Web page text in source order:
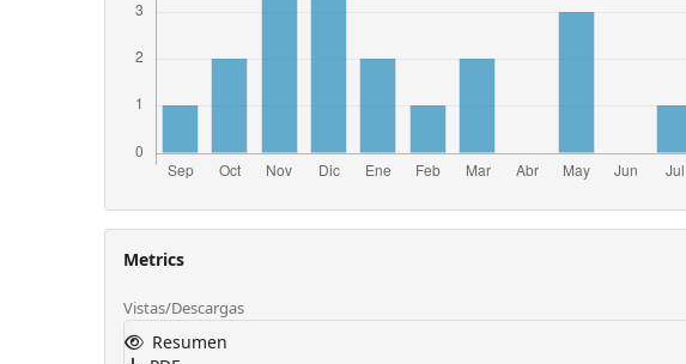
Metrics
Vistas/Descargas
Resumen